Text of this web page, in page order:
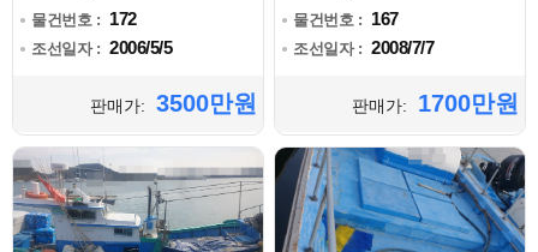
물건번호 : 172
조선일자 : 2006/5/5
판매가: 3500만원
물건번호 : 167
조선일자 : 2008/7/7
판매가: 1700만원